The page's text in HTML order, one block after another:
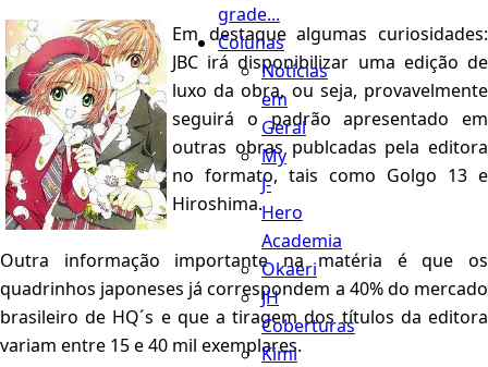
grade...
Colunas
Notícias
em
Geral
My
J-
Hero
Academia
Okaeri
JH
Coberturas
Kimi
Em destaque algumas curiosidades:
JBC irá disponibilizar uma edição de
luxo da obra, ou seja, provavelmente
seguirá o padrão apresentado em
outras obras publcadas pela editora
no formato, tais como Golgo 13 e
Hiroshima.
Outra informação importante na matéria é que os
quadrinhos japoneses já correspondem a 40% do mercado
brasileiro de HQ´s e que a tiragem dos títulos da editora
variam entre 15 e 40 mil exemplares.